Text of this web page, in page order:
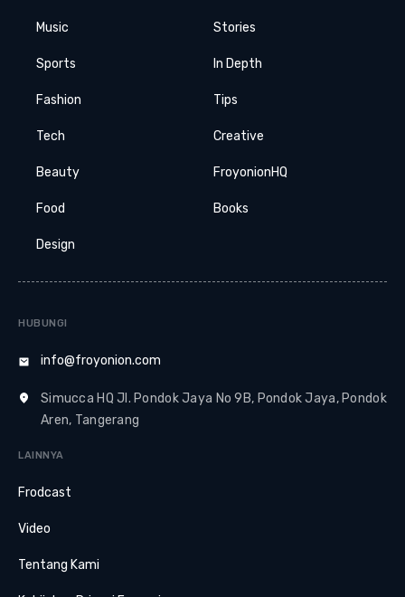
Music
Sports
Fashion
Tech
Beauty
Food
Design
Stories
In Depth
Tips
Creative
FroyonionHQ
Books
HUBUNGI
info@froyonion.com
Simucca HQ Jl. Pondok Jaya No 9B, Pondok Jaya, Pondok
Aren, Tangerang
LAINNYA
Frodcast
Video
Tentang Kami